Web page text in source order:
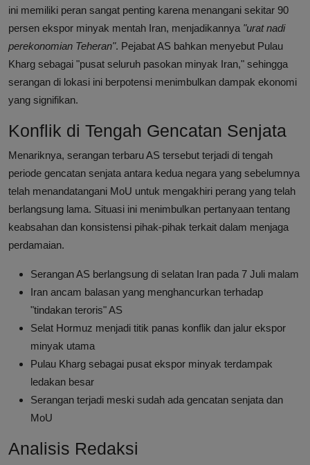
ini memiliki peran sangat penting karena menangani sekitar 90
persen ekspor minyak mentah Iran, menjadikannya "urat nadi
perekonomian Teheran". Pejabat AS bahkan menyebut Pulau
Kharg sebagai "pusat seluruh pasokan minyak Iran," sehingga
serangan di lokasi ini berpotensi menimbulkan dampak ekonomi
yang signifikan.
Konflik di Tengah Gencatan Senjata
Menariknya, serangan terbaru AS tersebut terjadi di tengah
periode gencatan senjata antara kedua negara yang sebelumnya
telah menandatangani MoU untuk mengakhiri perang yang telah
berlangsung lama. Situasi ini menimbulkan pertanyaan tentang
keabsahan dan konsistensi pihak-pihak terkait dalam menjaga
perdamaian.
Serangan AS berlangsung di selatan Iran pada 7 Juli malam
Iran ancam balasan yang menghancurkan terhadap
"tindakan teroris" AS
Selat Hormuz menjadi titik panas konflik dan jalur ekspor
minyak utama
Pulau Kharg sebagai pusat ekspor minyak terdampak
ledakan besar
Serangan terjadi meski sudah ada gencatan senjata dan
MoU
Analisis Redaksi